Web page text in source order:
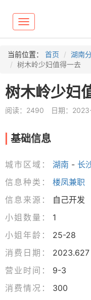
Toggle
navigation
当前位置： 首页 湖南
树木岭少妇值得一去
树木岭少妇
阅读：2490 日期：
基础信息
城市区域： 湖南 - 长
信息种类：
楼凤兼职
信息来源：
自己开发
小姐数量：
1
小姐年龄：
25-28
消费日期：
2023.627
营业时间：
9-3
消费情况：
300